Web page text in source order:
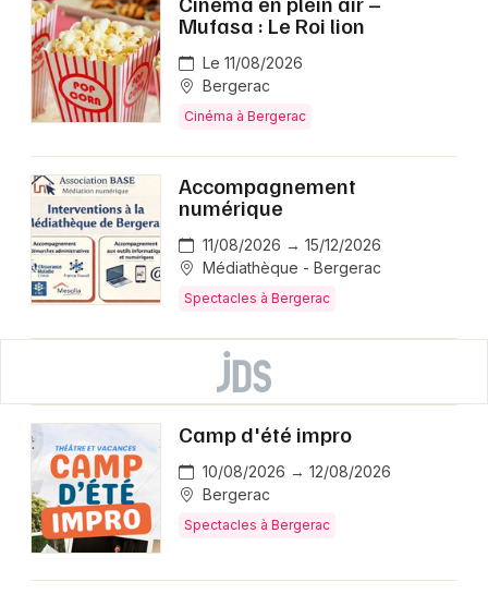
Mufasa : Le Roi lion
Le 11/08/2026
Bergerac
Cinéma à Bergerac
Accompagnement
numérique
11/08/2026 → 15/12/2026
Médiathèque - Bergerac
Spectacles à Bergerac
Camp d'été impro
10/08/2026 → 12/08/2026
Bergerac
Spectacles à Bergerac